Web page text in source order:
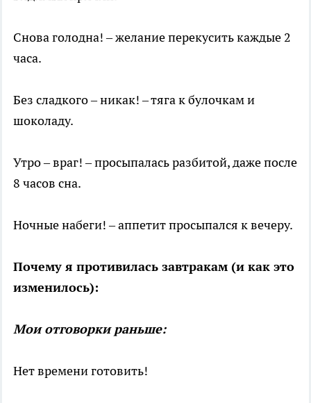
Снова голодна! – желание перекусить каждые 2
часа.
Без сладкого – никак! – тяга к булочкам и
шоколаду.
Утро – враг! – просыпалась разбитой, даже после
8 часов сна.
Ночные набеги! – аппетит просыпался к вечеру.
Почему я противилась завтракам (и как это
изменилось):
Мои отговорки раньше:
Нет времени готовить!